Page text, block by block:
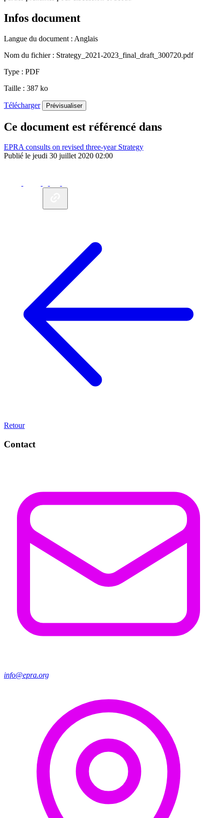
Infos document
Langue du document : Anglais
Nom du fichier : Strategy_2021-2023_final_draft_300720.pdf
Type : PDF
Taille : 387 ko
Télécharger Prévisualiser
Ce document est référencé dans
EPRA consults on revised three-year Strategy
Publié le jeudi 30 juillet 2020 02:00
Retour
Contact
info@epra.org